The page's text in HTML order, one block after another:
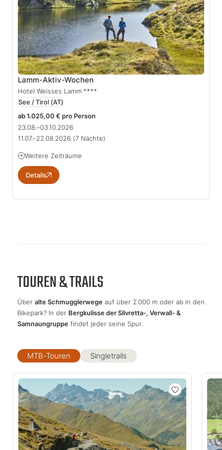
Lamm-Aktiv-Wochen
Hotel Weisses Lamm ****
See / Tirol (AT)
ab 1.025,00 € pro Person
23.08.–03.10.2026
11.07.–22.08.2026 (7 Nächte)
Weitere Zeiträume
Details
TOUREN & TRAILS
Über alte Schmugglerwege auf über 2.000 m oder ab in den
Bikepark? In der Bergkulisse der Silvretta-, Verwall- &
Samnaungruppe findet jeder seine Spur.
MTB-Touren Singletrails